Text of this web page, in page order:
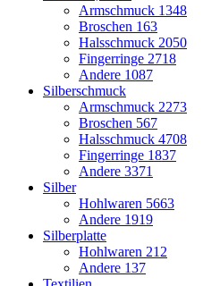
Armschmuck 1348
Broschen 163
Halsschmuck 2050
Fingerringe 2718
Andere 1087
Silberschmuck
Armschmuck 2273
Broschen 567
Halsschmuck 4708
Fingerringe 1837
Andere 3371
Silber
Hohlwaren 5663
Andere 1919
Silberplatte
Hohlwaren 212
Andere 137